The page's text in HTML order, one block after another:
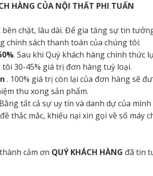
HÀNG CỦA NỘI THẤT PHI TUẤN
chặt, lâu dài. Để gia tăng sự tin
chính sách thanh toán của chúng tôi:
. Sau khi Quý khách hàng chính thức
30-45% giá trị đơn hàng tuỳ loại.
. 100% giá trị còn lại của đơn hàng sẽ
thu xong sản phẩm.
tất cả sự uy tín và danh dự của
thắc mắc, khiếu nại xin gọi về số máy
cảm ơn QUÝ KHÁCH HÀNG đã tin